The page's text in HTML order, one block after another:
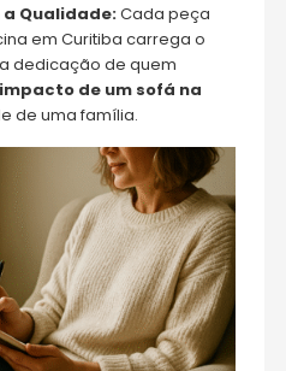
Qualidade:Cada peça
em Curitiba carrega o
dedicação de quem
impacto de um sofá na
de uma família.